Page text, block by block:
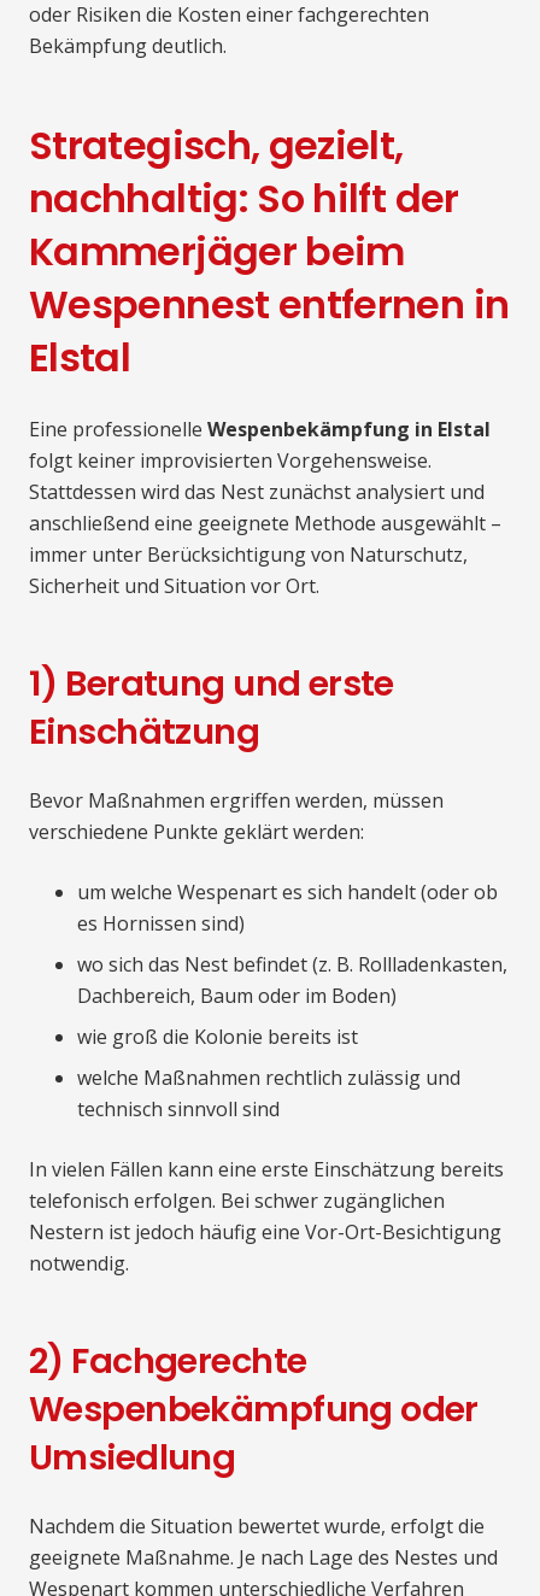
oder Risiken die Kosten einer fachgerechten
Bekämpfung deutlich.
Strategisch, gezielt,
nachhaltig: So hilft der
Kammerjäger beim
Wespennest entfernen in
Elstal
Eine professionelle Wespenbekämpfung in Elstal
folgt keiner improvisierten Vorgehensweise.
Stattdessen wird das Nest zunächst analysiert und
anschließend eine geeignete Methode ausgewählt –
immer unter Berücksichtigung von Naturschutz,
Sicherheit und Situation vor Ort.
1) Beratung und erste
Einschätzung
Bevor Maßnahmen ergriffen werden, müssen
verschiedene Punkte geklärt werden:
um welche Wespenart es sich handelt (oder ob
es Hornissen sind)
wo sich das Nest befindet (z. B. Rollladenkasten,
Dachbereich, Baum oder im Boden)
wie groß die Kolonie bereits ist
welche Maßnahmen rechtlich zulässig und
technisch sinnvoll sind
In vielen Fällen kann eine erste Einschätzung bereits
telefonisch erfolgen. Bei schwer zugänglichen
Nestern ist jedoch häufig eine Vor-Ort-Besichtigung
notwendig.
2) Fachgerechte
Wespenbekämpfung oder
Umsiedlung
Nachdem die Situation bewertet wurde, erfolgt die
geeignete Maßnahme. Je nach Lage des Nestes und
Wespenart kommen unterschiedliche Verfahren